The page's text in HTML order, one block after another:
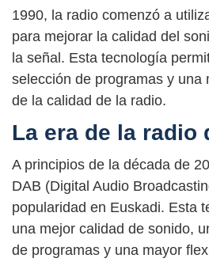
1990, la radio comenzó a
para mejorar la calidad del
la señal. Esta tecnología
selección de programas y una
de la calidad de la radio.
La era de la radio
A principios de la década de
DAB (Digital Audio
popularidad en Euskadi. Esta
una mejor calidad de sonido,
de programas y una mayor